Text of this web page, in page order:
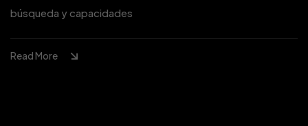
búsqueda y capacidades
Read More